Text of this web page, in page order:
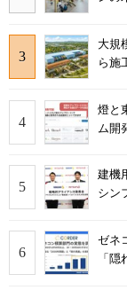
大規
ら施
燈と
ム開
建機
シン
ゼネ
「